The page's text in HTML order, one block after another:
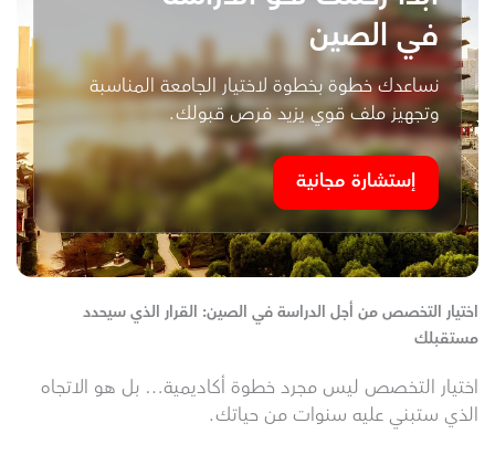
في الصين
نساعدك خطوة بخطوة لاختيار الجامعة المناسبة
وتجهيز ملف قوي يزيد فرص قبولك.
إستشارة مجانية
اختيار التخصص من أجل الدراسة في الصين: القرار الذي سيحدد
مستقبلك
اختيار التخصص ليس مجرد خطوة أكاديمية… بل هو الاتجاه
الذي ستبني عليه سنوات من حياتك.